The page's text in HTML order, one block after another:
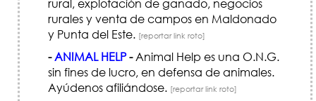
rurales y venta de campos en Maldonado
y Punta del Este. [reportar link roto]
-ANIMAL HELP-Animal Help es una O.N.G.
sin fines de lucro, en defensa de animales.
Ayúdenos afiliándose. [reportar link roto]